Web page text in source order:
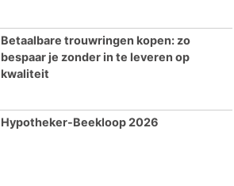
Betaalbare trouwringen kopen: zo
bespaar je zonder in te leveren op
kwaliteit
Hypotheker-Beekloop 2026